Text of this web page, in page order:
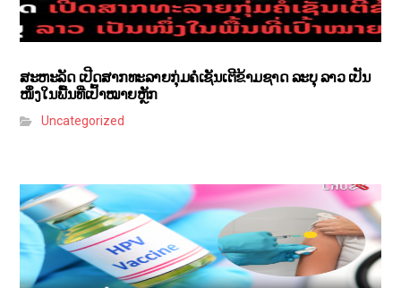
ສະຫະລັດ ເປີດສາກທະລາຍກຸ່ມຄໍເຊັນເຕີຂ້າມຊາດ ລະບຸ ລາວ ເປັນ
ໜຶ່ງໃນພື້ນທີ່ເປົ້າໝາຍຫຼັກ
Uncategorized